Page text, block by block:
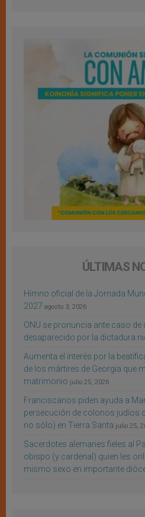
ÚLTIMAS
Himno oficial de la Jornada
2027 agosto 3, 2026
ONU se pronuncia ante caso
desaparecido por la dictadura
Aumenta el interés por la
de los mártires de Georgia que
matrimonio julio 25, 2026
Franciscanos piden ayuda a
persecución de colonos judíos
no sólo) en Tierra Santa julio 25,
Sacerdotes alemanes fieles al
obispo (y cardenal) quien les
mismo sexo en importante